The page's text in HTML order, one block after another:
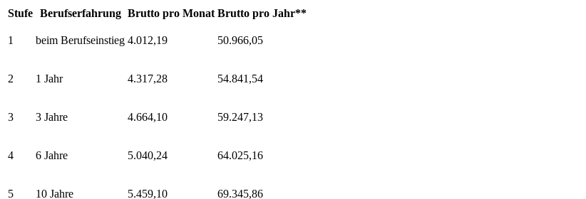
Stufe Berufserfahrung Brutto pro Monat Brutto pro Jahr**
1 beim Berufseinstieg 4.012,19 50.966,05
2 1 Jahr 4.317,28 54.841,54
3 3 Jahre 4.664,10 59.247,13
4 6 Jahre 5.040,24 64.025,16
5 10 Jahre 5.459,10 69.345,86